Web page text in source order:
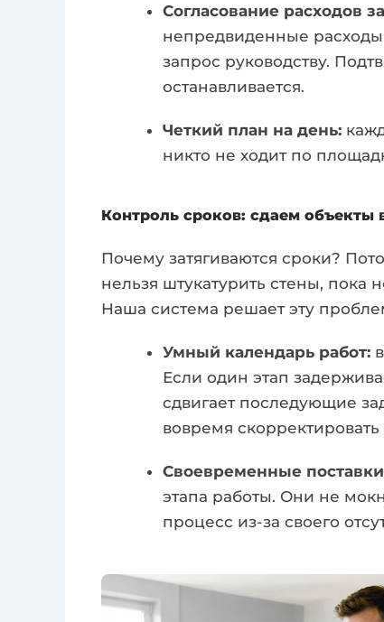
Согласование расходов
непредвиденные
запрос руководству.
останавливается.
Четкий план на день:
никто не ходит по
Контроль сроков: сдаем объекты
Почему затягиваются сроки?
нельзя штукатурить стены, пока
Наша система решает эту
Умный календарь работ:
Если один этап
сдвигает последующие
вовремя скорректировать
Своевременные
этапа работы. Они не
процесс из-за своего